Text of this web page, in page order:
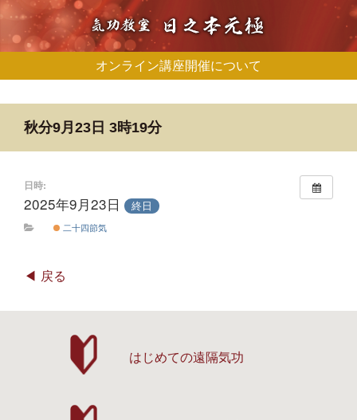
オンライン講座開催について
秋分9月23日 3時19分
日時:
2025年9月23日 終日
二十四節気
戻る
はじめての遠隔気功